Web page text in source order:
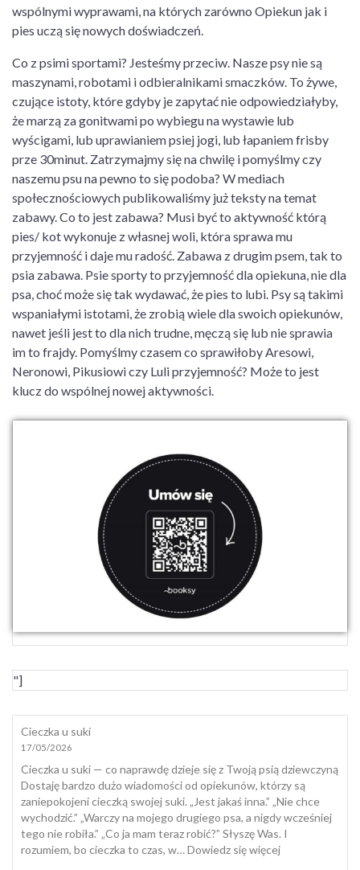
wspólnymi wyprawami, na których zarówno Opiekun jak i
pies uczą się nowych doświadczeń.
Co z psimi sportami? Jesteśmy przeciw. Nasze psy nie są
maszynami, robotami i odbieralnikami smaczków. To żywe,
czujące istoty, które gdyby je zapytać nie odpowiedziałyby,
że marzą za gonitwami po wybiegu na wystawie lub
wyścigami, lub uprawianiem psiej jogi, lub łapaniem frisby
prze 30minut. Zatrzymajmy się na chwilę i pomyślmy czy
naszemu psu na pewno to się podoba? W mediach
społecznościowych publikowaliśmy już teksty na temat
zabawy. Co to jest zabawa? Musi być to aktywność którą
pies/ kot wykonuje z własnej woli, która sprawa mu
przyjemność i daje mu radość. Zabawa z drugim psem, tak to
psia zabawa. Psie sporty to przyjemność dla opiekuna, nie dla
psa, choć może się tak wydawać, że pies to lubi. Psy są takimi
wspaniałymi istotami, że zrobią wiele dla swoich opiekunów,
nawet jeśli jest to dla nich trudne, męczą się lub nie sprawia
im to frajdy. Pomyślmy czasem co sprawiłoby Aresowi,
Neronowi, Pikusiowi czy Luli przyjemność? Może to jest
klucz do wspólnej nowej aktywności.
"]
Cieczka u suki
17/05/2026
Cieczka u suki — co naprawdę dzieje się z Twoją psią dziewczyną
Dostaję bardzo dużo wiadomości od opiekunów, którzy są
zaniepokojeni cieczką swojej suki. „Jest jakaś inna.” „Nie chce
wychodzić.” „Warczy na mojego drugiego psa, a nigdy wcześniej
tego nie robiła.” „Co ja mam teraz robić?” Słyszę Was. I
rozumiem, bo cieczka to czas, w…Dowiedz się więcej: